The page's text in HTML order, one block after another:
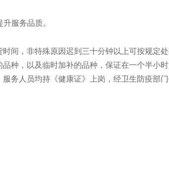
服务品质。
间，非特殊原因迟到三十分钟以上可按规定
种，以及临时加补的品种，保证在一个半小
务人员均持《健康证》上岗，经卫生防疫部